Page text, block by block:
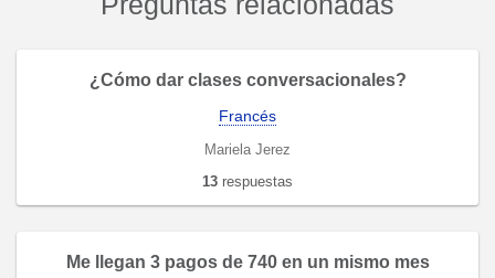
¿Cómo dar clases conversacionales?
Francés
Mariela Jerez
13 respuestas
Me llegan 3 pagos de 740 en un mismo mes